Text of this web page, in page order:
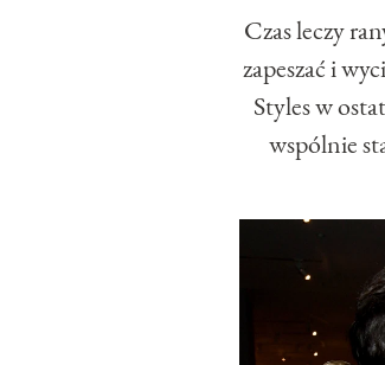
Czas leczy
zapeszać i
Styles w
wspólnie